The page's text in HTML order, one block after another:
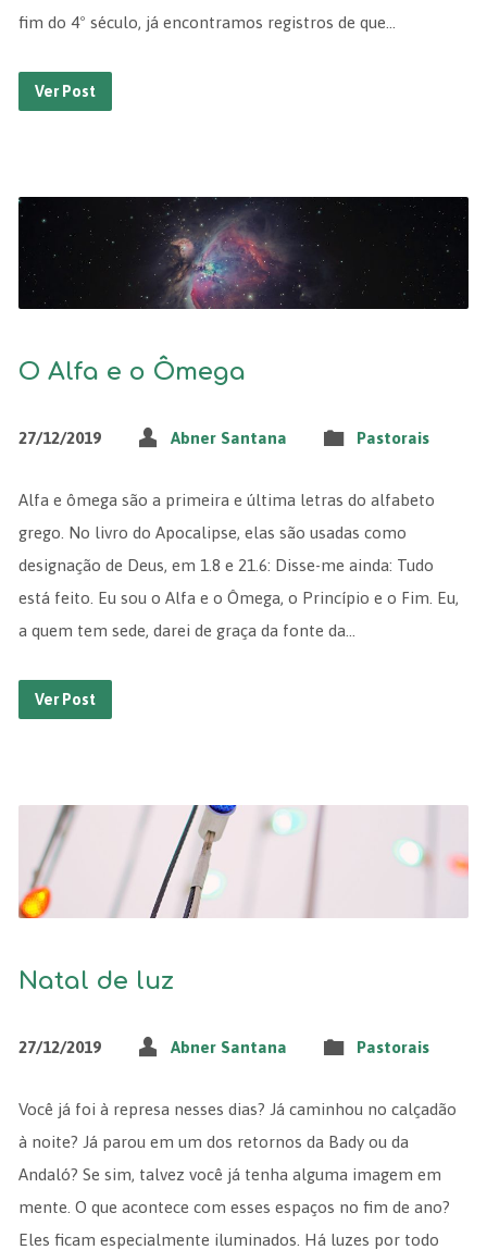
fim do 4º século, já encontramos registros de que…
Ver Post
O Alfa e o Ômega
27/12/2019 Abner Santana Pastorais
Alfa e ômega são a primeira e última letras do alfabeto
grego. No livro do Apocalipse, elas são usadas como
designação de Deus, em 1.8 e 21.6: Disse-me ainda: Tudo
está feito. Eu sou o Alfa e o Ômega, o Princípio e o Fim. Eu,
a quem tem sede, darei de graça da fonte da…
Ver Post
Natal de luz
27/12/2019 Abner Santana Pastorais
Você já foi à represa nesses dias? Já caminhou no calçadão
à noite? Já parou em um dos retornos da Bady ou da
Andaló? Se sim, talvez você já tenha alguma imagem em
mente. O que acontece com esses espaços no fim de ano?
Eles ficam especialmente iluminados. Há luzes por todo